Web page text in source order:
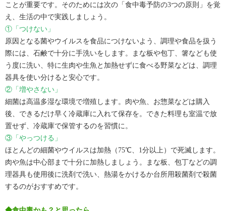
ことが重要です。そのためには次の「食中毒予防の3つの原則」を覚
え、生活の中で実践しましょう。
①「つけない」
原因となる菌やウイルスを食品につけないよう、調理や食品を扱う
際には、石鹸で十分に手洗いをします。まな板や包丁、箸なども使
う度に洗い、特に生肉や生魚と加熱せずに食べる野菜などは、調理
器具を使い分けると安心です。
②「増やさない」
細菌は高温多湿な環境で増殖します。肉や魚、お惣菜などは購入
後、できるだけ早く冷蔵庫に入れて保存を。できた料理も室温で放
置せず、冷蔵庫で保管するのを習慣に。
③「やっつける」
ほとんどの細菌やウイルスは加熱（75℃、1分以上）で死滅します。
肉や魚は中心部まで十分に加熱しましょう。まな板、包丁などの調
理器具も使用後に洗剤で洗い、熱湯をかけるか台所用殺菌剤で殺菌
するのがおすすめです。